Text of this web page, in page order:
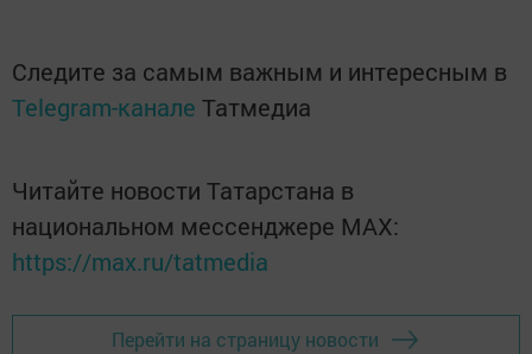
Следите за самым важным и интересным в
Telegram-канале Татмедиа
Читайте новости Татарстана в
национальном мессенджере MАХ:
https://max.ru/tatmedia
Перейти на страницу новости